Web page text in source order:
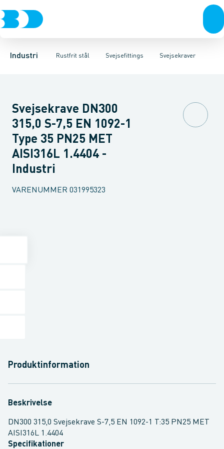
Industri Rustfrit stål
VentilerRustfrit stålSort stålGalvaniseret stålPlastIndustri
Svejsefittings
Svejsefittings ASTM svejsefittingsLevnedsmiddel fittings
Svejsekraver
Bøjninger Indsv. bøjninger Koncentriske reduktioner
Svejsekrave DN300
315,0 S-7,5 EN 1092-1
Type 35 PN25 MET
AISI316L 1.4404 -
Industri
VARENUMMER 031995323
Produktinformation
Beskrivelse
DN300 315,0 Svejsekrave S-7,5 EN 1092-1 T:35 PN25 MET
AISI316L 1.4404
Specifikationer